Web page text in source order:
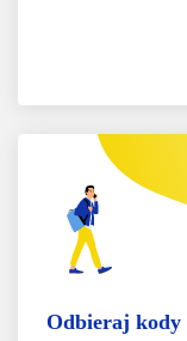
Odbieraj kody